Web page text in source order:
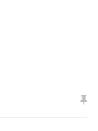
आरोपियों ने